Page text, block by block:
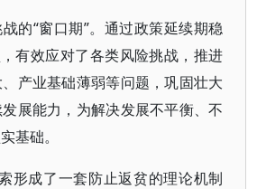
的“窗口期”。通过政策延续期稳
有效应对了各类风险挑战，推进
产业基础薄弱等问题，巩固壮大
展能力，为解决发展不平衡、不
基础。
形成了一套防止返贫的理论机制